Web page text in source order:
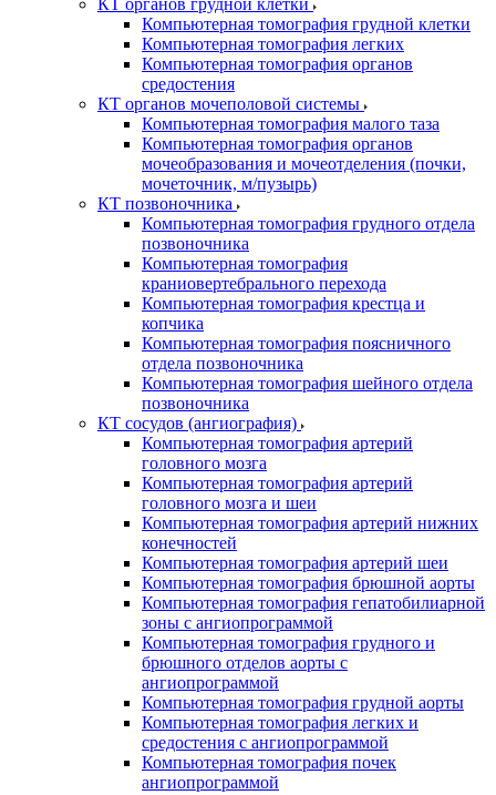
КТ органов грудной клетки
Компьютерная томография грудной клетки
Компьютерная томография легких
Компьютерная томография органов
средостения
КТ органов мочеполовой системы
Компьютерная томография малого таза
Компьютерная томография органов
мочеобразования и мочеотделения (почки,
мочеточник, м/пузырь)
КТ позвоночника
Компьютерная томография грудного отдела
позвоночника
Компьютерная томография
краниовертебрального перехода
Компьютерная томография крестца и
копчика
Компьютерная томография поясничного
отдела позвоночника
Компьютерная томография шейного отдела
позвоночника
КТ сосудов (ангиография)
Компьютерная томография артерий
головного мозга
Компьютерная томография артерий
головного мозга и шеи
Компьютерная томография артерий нижних
конечностей
Компьютерная томография артерий шеи
Компьютерная томография брюшной аорты
Компьютерная томография гепатобилиарной
зоны с ангиопрограммой
Компьютерная томография грудного и
брюшного отделов аорты с
ангиопрограммой
Компьютерная томография грудной аорты
Компьютерная томография легких и
средостения с ангиопрограммой
Компьютерная томография почек
ангиопрограммой